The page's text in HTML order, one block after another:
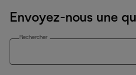
Envoyez-nous une
Rechercher